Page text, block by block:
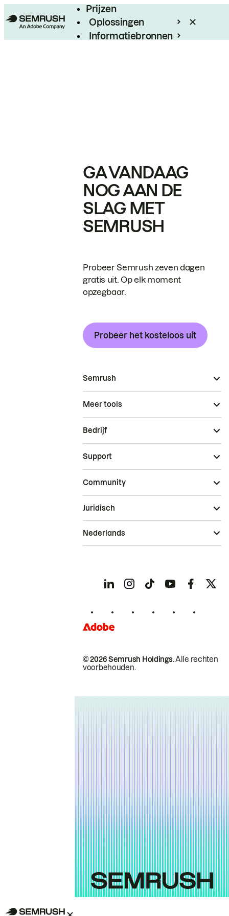
Prijzen
Oplossingen
Informatiebronnen
GA VANDAAG
NOG AAN DE
SLAG MET
SEMRUSH
Probeer Semrush zeven dagen
gratis uit. Op elk moment
opzegbaar.
Probeer het kosteloos uit
Semrush
Meer tools
Bedrijf
Support
Community
© 2026 Semrush Holdings.Alle rechten
voorbehouden.
Juridisch
Nederlands